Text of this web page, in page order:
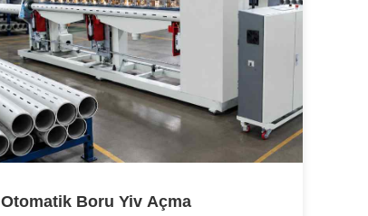
Otomatik Boru Yiv Açma